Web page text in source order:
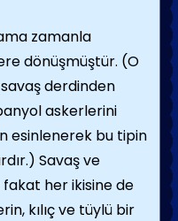
zamanla
dönüşmüştür. (O
derdinden
askerlerini
esinlenerek bu tipin
Savaş ve
fakat her ikisine de
kılıç ve tüylü bir